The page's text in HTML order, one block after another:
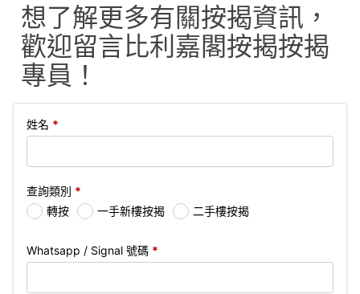
想了解更多有關按揭資訊，
歡迎留言比利嘉閣按揭按揭
專員！
姓名 *
查詢類別 *
轉按
一手新樓按揭 二手樓按揭
Whatsapp / Signal 號碼 *